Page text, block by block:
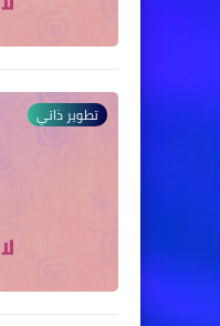
تطوير ذاتي